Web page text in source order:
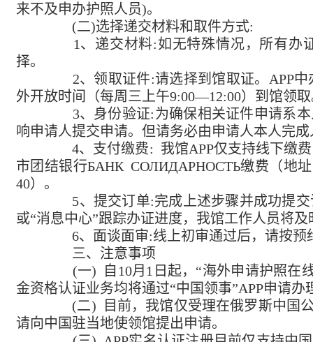
来不及申办护照人员)。
(二)选择递交材料和取件方式:
1、递交材料:如无特殊情况，所有办证
择。
2、领取证件:请选择到馆取证。APP中
外开放时间（每周三上午9:00—12:00）到馆领
3、身份验证:为确保相关证件申请系本
响申请人提交申请。但请务必由申请人本人完
4、 支付缴费: 我馆APP仅支持线下缴
市团结银行БАНК СОЛИДАРНОСТЬ缴费（地
40） 。
5、提交订单:完成上述步骤并成功提交
或“消息中心”跟踪办证进度， 我馆工作人员将及
6、面谈面审:线上初审通过后，请按预
三、注意事项
(一) 自 10月 1 日起，“海外申请护照在
金资格认证业务均将通过“中国领事”APP申请办
(二) 目前，我馆仅受理在俄罗斯中国公
请向中国驻当地使领馆提出申请。